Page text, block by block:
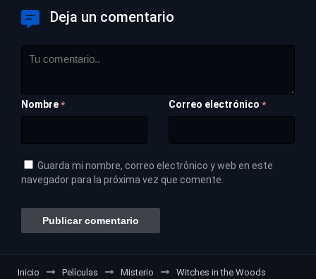
Deja un comentario
Nombre * Correo electrónico *
Guarda mi nombre, correo electrónico y web en este
navegador para la próxima vez que comente.
Inicio Películas Misterio Witches in the Woods